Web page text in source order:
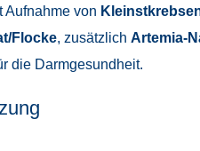
Aufnahme von
Flocke, zusätzlich Artemia-
die Darmgesundheit.